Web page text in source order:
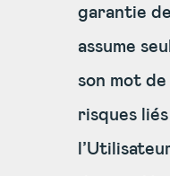
garantie
assume
son mot
risques